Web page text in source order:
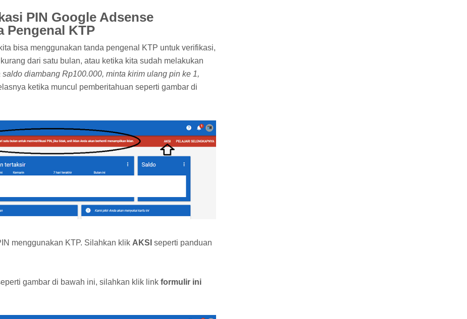
PIN Google Adsense
Pengenal KTP
bisa menggunakan tanda pengenal KTP untuk verifikasi,
dari satu bulan, atau ketika kita sudah melakukan
saldo diambang Rp100.000, minta kirim ulang pin ke 1,
ketika muncul pemberitahuan seperti gambar di
menggunakan KTP. Silahkan klik AKSI seperti panduan
gambar di bawah ini, silahkan klik link formulir ini